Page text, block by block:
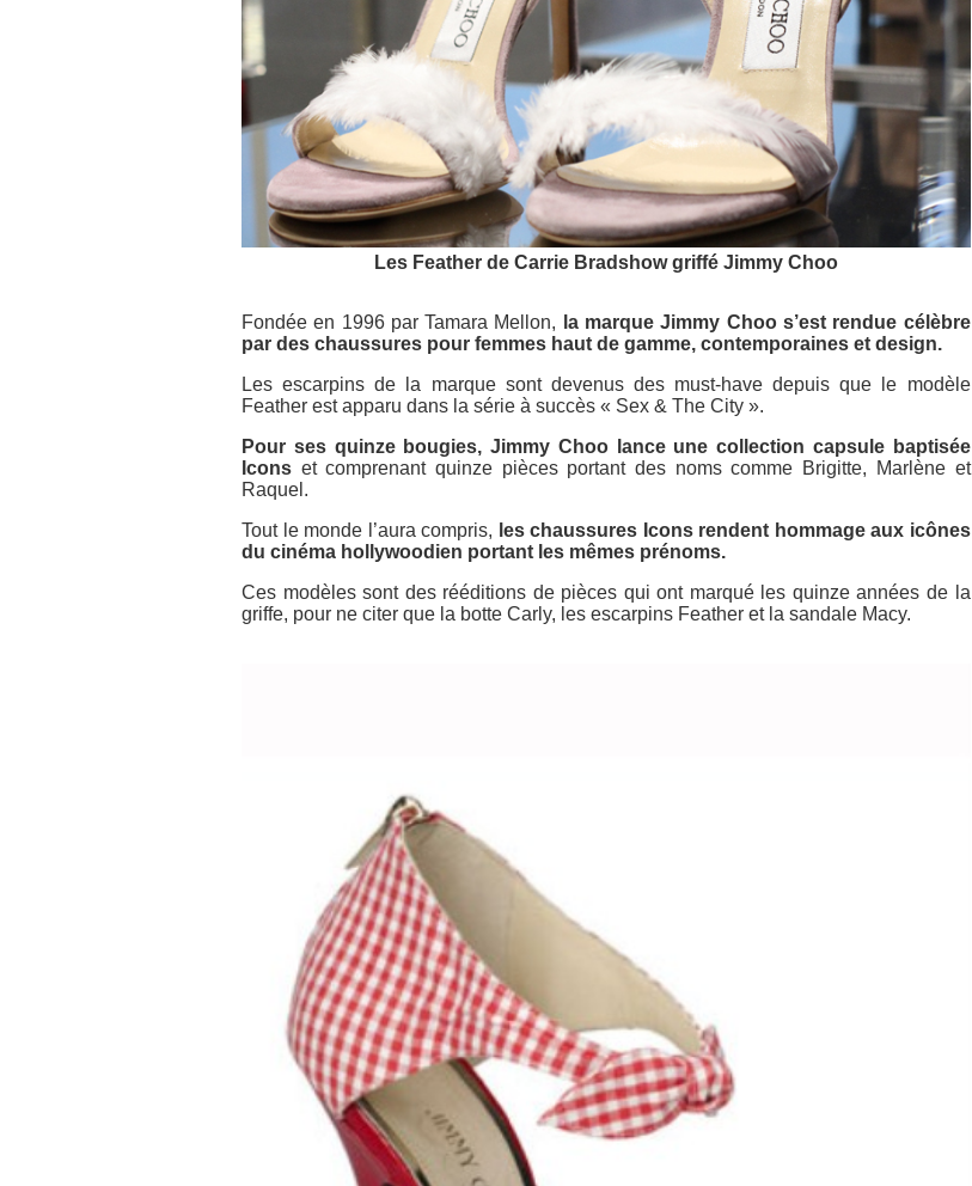
Les Feather de Carrie Bradshow griffé Jimmy Choo
Fondée en 1996 par Tamara Mellon,
la marque Jimmy Choo s’est rendue célèbre
par des chaussures pour femmes haut de gamme, contemporaines et design.
Les escarpins de la marque sont devenus des must-have depuis que le modèle
Feather est apparu dans la série à succès « Sex & The City ».
Pour ses quinze bougies, Jimmy Choo lance une collection capsule baptisée
Icons et comprenant quinze pièces portant des noms comme Brigitte, Marlène et
Raquel.
Tout le monde l’aura compris, les chaussures Icons rendent hommage aux icônes
du cinéma hollywoodien portant les mêmes prénoms.
Ces modèles sont des rééditions de pièces qui ont marqué les quinze années de la
griffe, pour ne citer que la botte Carly, les escarpins Feather et la sandale Macy.